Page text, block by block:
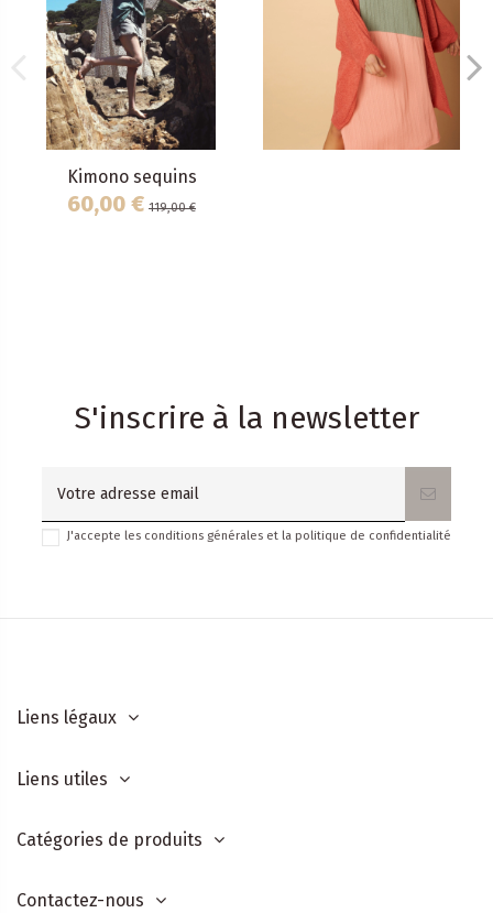
Kimono sequins
60,00 € 119,00 €
S'inscrire à la newsletter
J'accepte les conditions générales et la politique de confidentialité
Liens légaux
Liens utiles
Catégories de produits
Contactez-nous